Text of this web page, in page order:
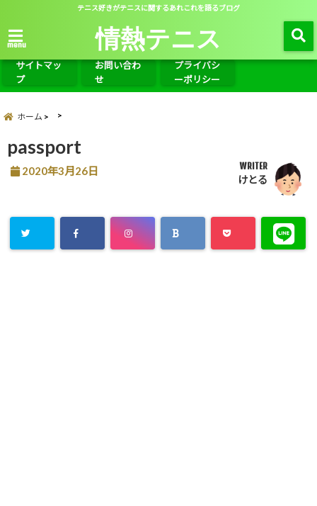
テニス好きがテニスに関するあれこれを語るブログ
menu 情熱テニス
サイトマッ
プ
お問い合わ
せ
プライバシ
ーポリシー
ホーム
passport
2020年3月26日 WRITER
けとる